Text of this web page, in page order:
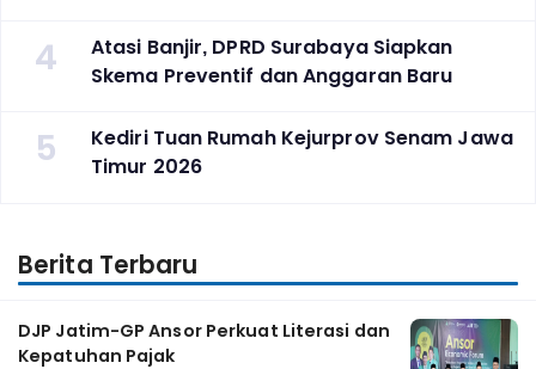
4
Atasi Banjir, DPRD Surabaya Siapkan
Skema Preventif dan Anggaran Baru
5
Kediri Tuan Rumah Kejurprov Senam Jawa
Timur 2026
Berita Terbaru
DJP Jatim-GP Ansor Perkuat Literasi dan
Kepatuhan Pajak